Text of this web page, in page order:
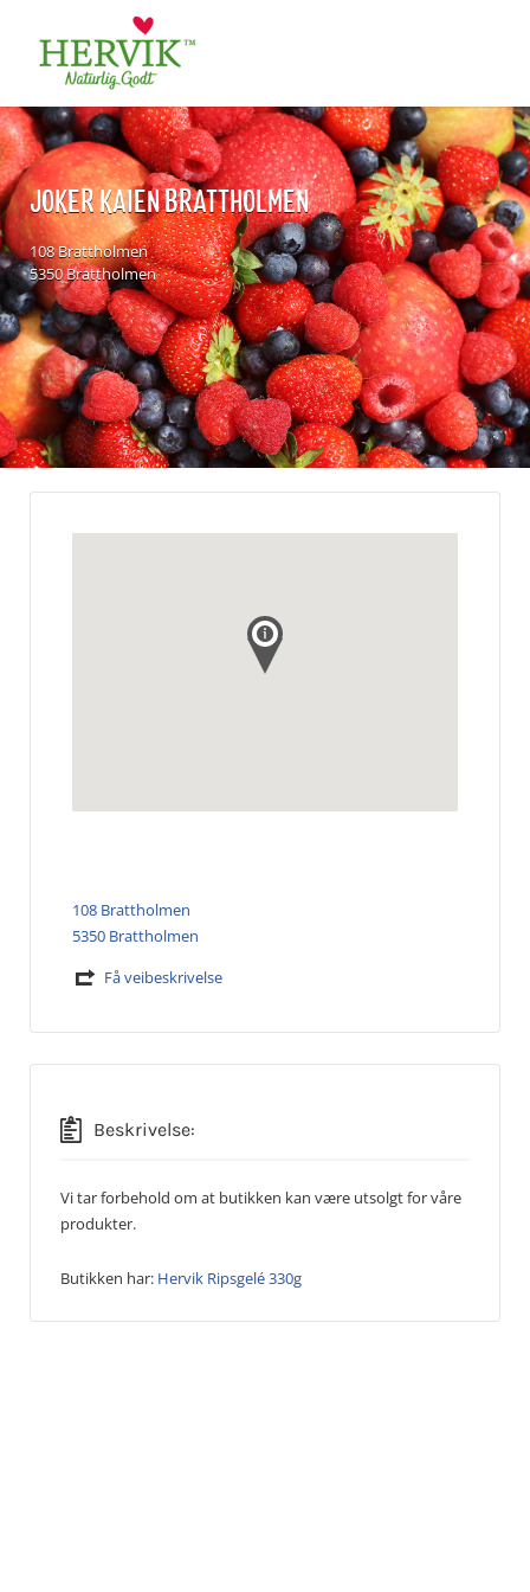
for:
JOKER KAIEN BRATTHOLMEN
108 Brattholmen
5350 Brattholmen
108 Brattholmen
5350 Brattholmen
Få veibeskrivelse
Beskrivelse:
Vi tar forbehold om at butikken kan være utsolgt for våre
produkter.
Butikken har: Hervik Ripsgelé 330g